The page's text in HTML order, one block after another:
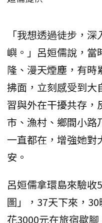
「我想透過徒步，
嶼。」呂姮儒說，當
隆、漫天煙塵，有時
拂面，立刻感受到大
習與外在干擾共存，
市、漁村、鄉間小路
一直都在，增強她對
安。
呂姮儒拿環島來驗
圖」，37天下來，
花3000元在旅宿歇